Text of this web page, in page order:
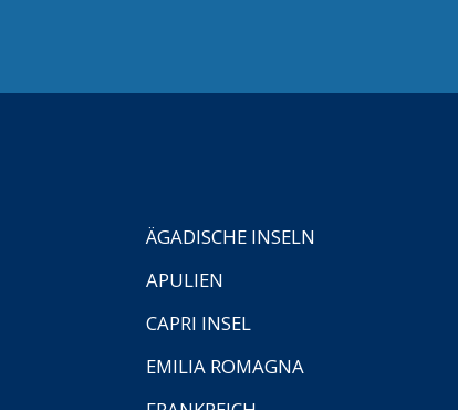
ÄGADISCHE INSELN
APULIEN
CAPRI INSEL
EMILIA ROMAGNA